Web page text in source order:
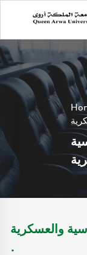
والعسكرية
.